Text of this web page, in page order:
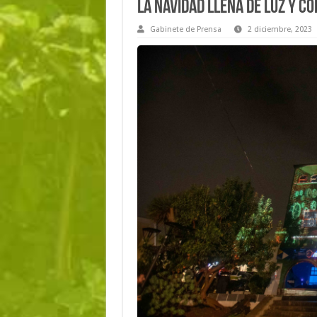
La Navidad llena de luz y
Gabinete de Prensa 2 diciembre, 2023